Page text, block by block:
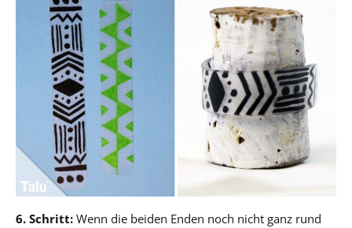
6. Schritt: Wenn die beiden Enden noch nicht ganz rund